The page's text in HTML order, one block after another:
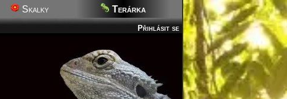
Skalky Terárka
Přihlásit se